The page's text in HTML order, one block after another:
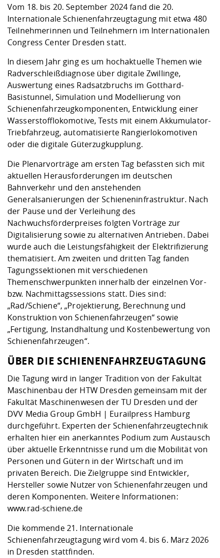
Study support
physik
Studying in
circumstances
Career Service
Teaching,
Downloads
International
Downloads
Cooperations
Contact
Equal
Climate and
Protection
Friends
Committees and
Representations
Informatics /
Mechanical
Business
Contact and approach
Quality Assurance
Vom 18. bis 20. September 2024 fand die 20.
Internationale Schienenfahrzeugtagung mit etwa 480
Teilnehmerinnen und Teilnehmern im Internationalen
Congress Center Dresden statt.
In diesem Jahr ging es um hochaktuelle Themen wie
Radverschleißdiagnose über digitale Zwillinge,
Auswertung eines Radsatzbruchs im Gotthard-
Basistunnel, Simulation und Modellierung von
Schienenfahrzeugkomponenten, Entwicklung einer
Wasserstofflokomotive, Tests mit einem Akkumulator-
Triebfahrzeug, automatisierte Rangierlokomotiven
oder die digitale Güterzugkupplung.
Die Plenarvorträge am ersten Tag befassten sich mit
aktuellen Herausforderungen im deutschen
Bahnverkehr und den anstehenden
Generalsanierungen der Schieneninfrastruktur. Nach
der Pause und der Verleihung des
Nachwuchsförderpreises folgten Vorträge zur
Digitalisierung sowie zu alternativen Antrieben. Dabei
wurde auch die Leistungsfähigkeit der Elektrifizierung
thematisiert. Am zweiten und dritten Tag fanden
Tagungssektionen mit verschiedenen
Themenschwerpunkten innerhalb der einzelnen Vor-
bzw. Nachmittagssessions statt. Dies sind:
„Rad/Schiene“, „Projektierung, Berechnung und
Konstruktion von Schienenfahrzeugen“ sowie
„Fertigung, Instandhaltung und Kostenbewertung von
Schienenfahrzeugen“.
ÜBER DIE SCHIENENFAHRZEUGTAGUNG
Die Tagung wird in langer Tradition von der Fakultät
Maschinenbau der HTW Dresden gemeinsam mit der
Fakultät Maschinenwesen der TU Dresden und der
DVV Media Group GmbH | Eurailpress Hamburg
durchgeführt. Experten der Schienenfahrzeugtechnik
erhalten hier ein anerkanntes Podium zum Austausch
über aktuelle Erkenntnisse rund um die Mobilität von
Personen und Gütern in der Wirtschaft und im
privaten Bereich. Die Zielgruppe sind Entwickler,
Hersteller sowie Nutzer von Schienenfahrzeugen und
deren Komponenten. Weitere Informationen:
www.rad-schiene.de
Die kommende 21. Internationale
Schienenfahrzeugtagung wird vom 4. bis 6. März 2026
in Dresden stattfinden.